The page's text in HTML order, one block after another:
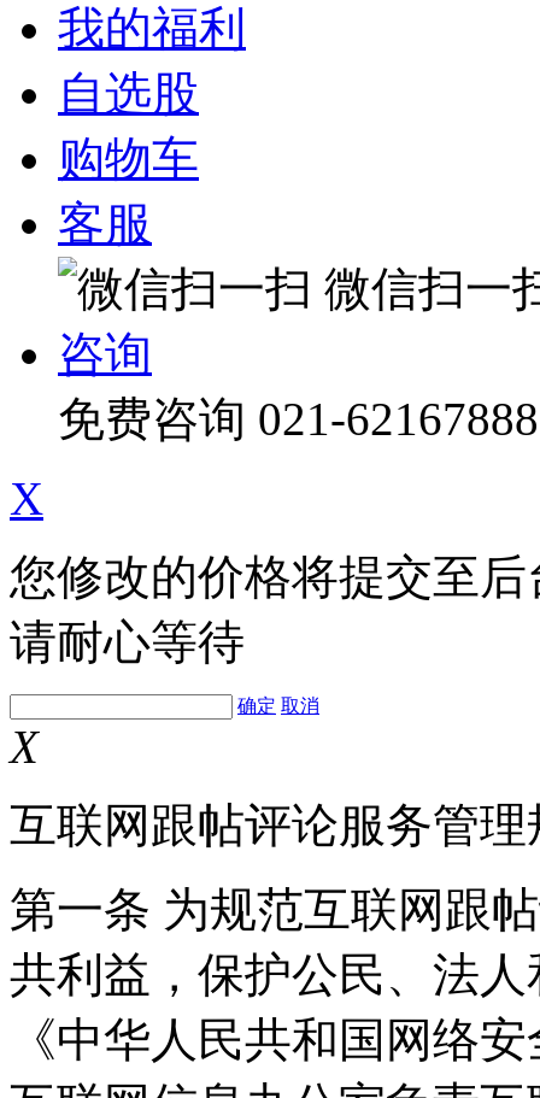
我的福利
自选股
购物车
客服
微信扫一
咨询
免费咨询 021-62167888
X
您修改的价格将提交至
请耐心等待
确定 取消
X
互联网跟帖评论服务管理
第一条 为规范互联网跟
共利益，保护公民、法
《中华人民共和国网络